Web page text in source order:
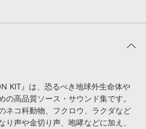
KIT』は、恐るべき地球外生命体や
高品質ソース・サウンド集です。
ネコ科動物、フクロウ、ラクダなど
声や金切り声、咆哮などに加え、